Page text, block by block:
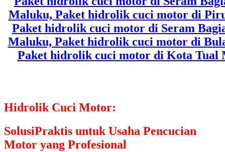
Hidrolik Cuci Motor:
SolusiPraktis untuk Usaha Pencucian
Motor yang Profesional